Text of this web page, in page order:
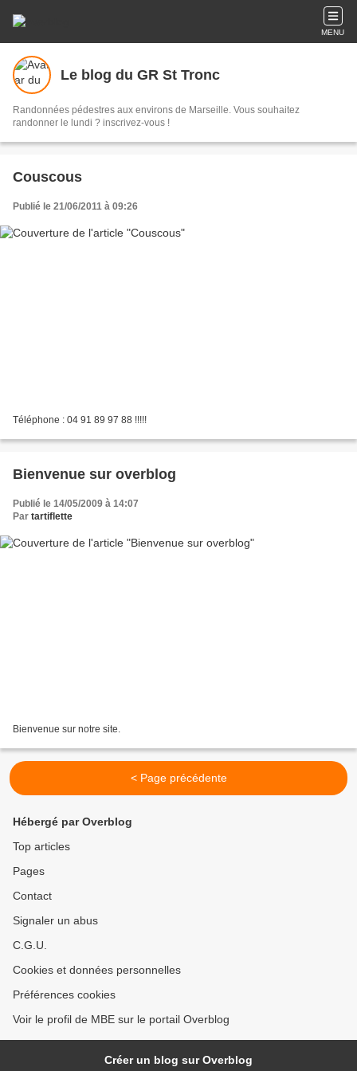
MENU
Le blog du GR St Tronc
Randonnées pédestres aux environs de Marseille. Vous souhaitez
randonner le lundi ? inscrivez-vous !
Couscous
Publié le 21/06/2011 à 09:26
Téléphone : 04 91 89 97 88 !!!!!
Bienvenue sur overblog
Publié le 14/05/2009 à 14:07
Par tartiflette
Bienvenue sur notre site.
< Page précédente
Hébergé par Overblog
Top articles
Pages
Contact
Signaler un abus
C.G.U.
Cookies et données personnelles
Préférences cookies
Voir le profil de MBE sur le portail Overblog
Créer un blog sur Overblog